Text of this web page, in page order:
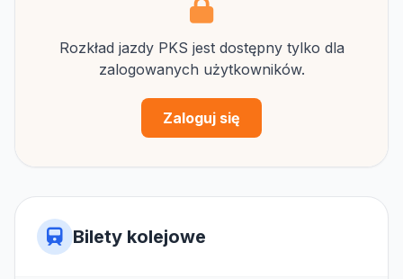
Rozkład jazdy PKS jest dostępny tylko dla
zalogowanych użytkowników.
Zaloguj się
Bilety kolejowe